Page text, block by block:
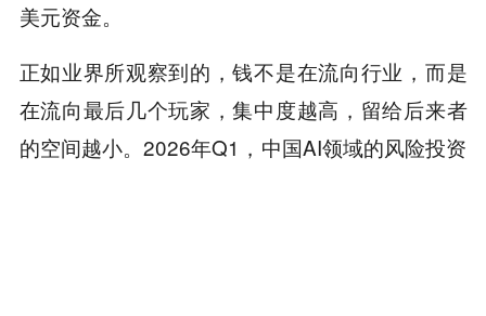
美元资金。
正如业界所观察到的，钱不是在流向行业，而是
在流向最后几个玩家，集中度越高，留给后来者
的空间越小。2026年Q1，中国AI领域的风险投资